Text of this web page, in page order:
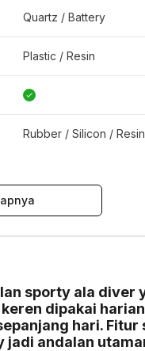
Quartz / Battery
Plastic / Resin
Rubber / Silicon /
sporty ala diver
dipakai
hari. Fitur
andalan